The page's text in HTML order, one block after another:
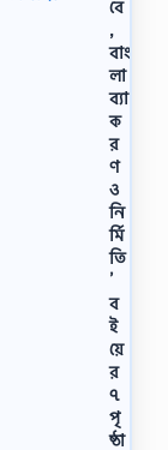
বে
,
বাং
লা
ব্যা
ক
র
ণ
ও
নি
র্মি
তি
’
ব
ই
য়ে
র
৭
পৃ
ষ্ঠা